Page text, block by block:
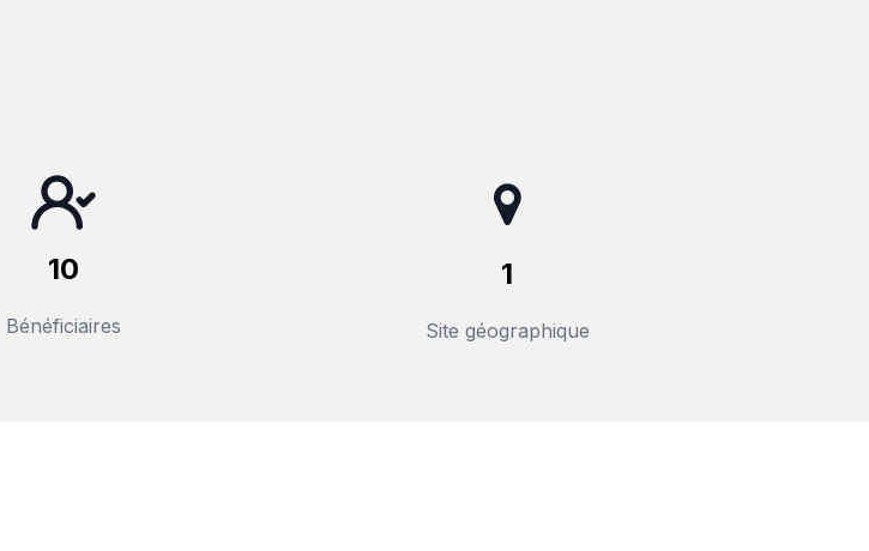
10
Bénéficiaires
1
Site géographique